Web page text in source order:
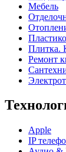
Мебель
Плитка.
Ремонт
Apple
IP